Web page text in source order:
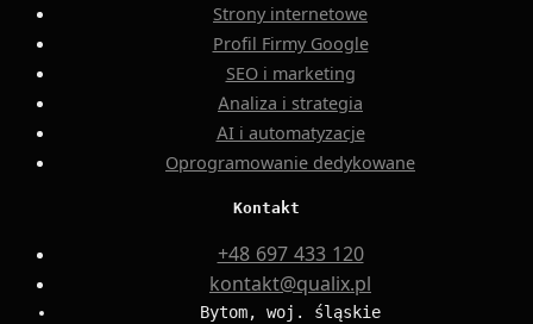
Strony internetowe
Profil Firmy Google
SEO i marketing
Analiza i strategia
AI i automatyzacje
Oprogramowanie dedykowane
Kontakt
+48 697 433 120
kontakt@qualix.pl
Bytom, woj. śląskie